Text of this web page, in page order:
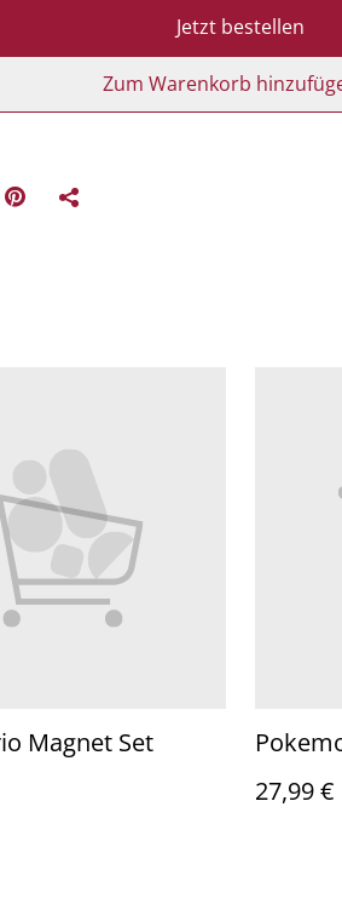
Jetzt bestellen
Zum Warenkorb
Magnet Set
27,99 €